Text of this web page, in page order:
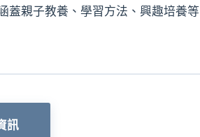
蓋親子教養、學習方法、興趣培養等
訊